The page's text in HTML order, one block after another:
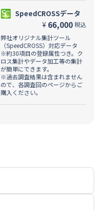
SpeedCROSSデータ
¥ 66,000 税込
弊社オリジナル集計ツール
（SpeedCROSS）対応データ
※約30項目の登録属性つき。ク
ロス集計やデータ加工等の集計
が簡単にできます。
※過去調査結果は含まれません
ので、各調査回のページからご
購入ください。